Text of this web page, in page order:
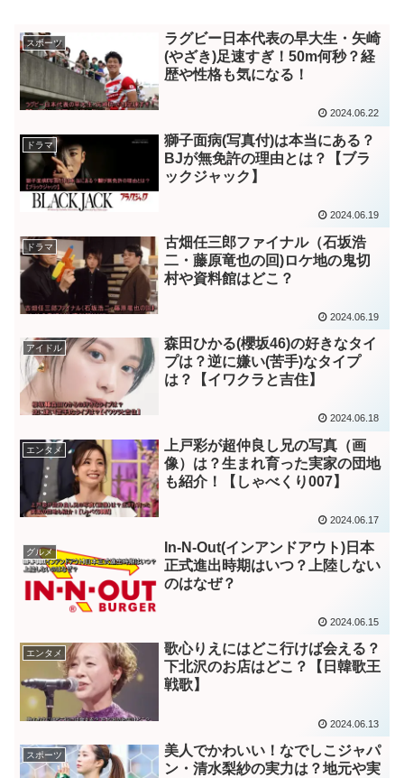
スポーツ
ラグビー日本代表の早大生・矢崎
(やざき)足速すぎ！50m何秒？経
歴や性格も気になる！
2024.06.22
ドラマ
獅子面病(写真付)は本当にある？
BJが無免許の理由とは？【ブラ
ックジャック】
2024.06.19
ドラマ
古畑任三郎ファイナル（石坂浩
二・藤原竜也の回)ロケ地の鬼切
村や資料館はどこ？
2024.06.19
アイドル
森田ひかる(櫻坂46)の好きなタイ
プは？逆に嫌い(苦手)なタイプ
は？【イワクラと吉住】
2024.06.18
エンタメ
上戸彩が超仲良し兄の写真（画
像）は？生まれ育った実家の団地
も紹介！【しゃべくり007】
2024.06.17
グルメ
In-N-Out(インアンドアウト)日本
正式進出時期はいつ？上陸しない
のはなぜ？
2024.06.15
エンタメ
歌心りえにはどこ行けば会える？
下北沢のお店はどこ？【日韓歌王
戦歌】
2024.06.13
スポーツ
美人でかわいい！なでしこジャパ
ン・清水梨紗の実力は？地元や実